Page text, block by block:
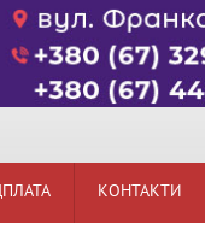
КОНТАКТИ